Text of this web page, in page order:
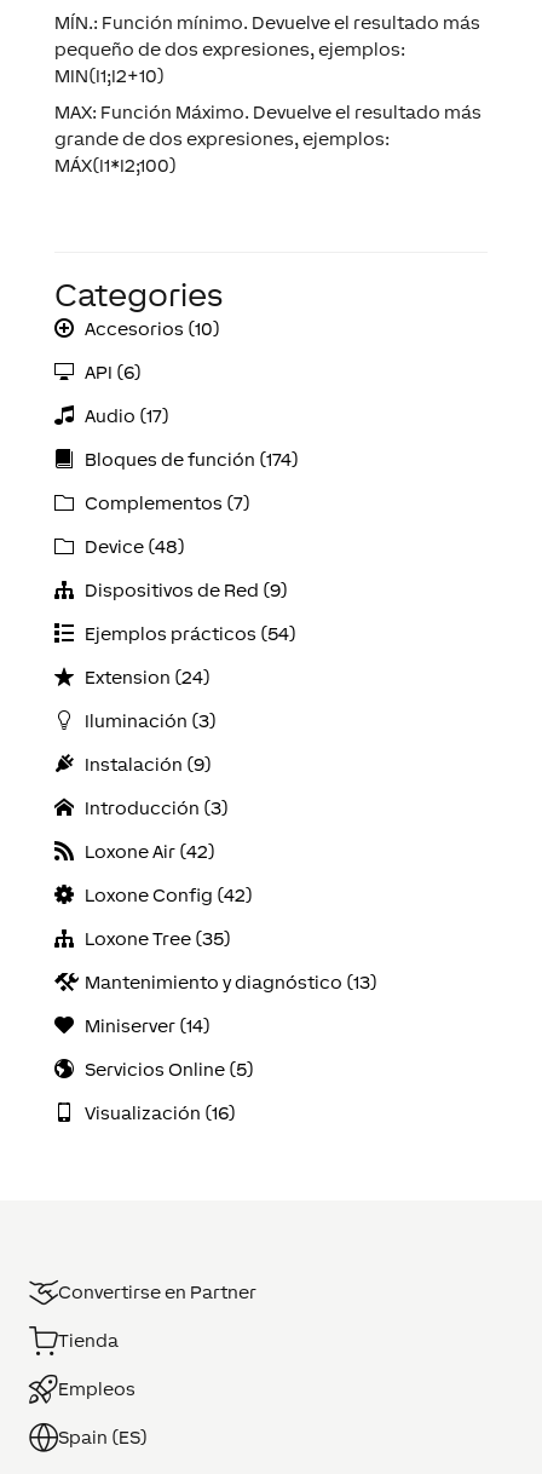
MÍN.: Función mínimo. Devuelve el resultado más
pequeño de dos expresiones, ejemplos:
MIN(I1;I2+10)
MAX: Función Máximo. Devuelve el resultado más
grande de dos expresiones, ejemplos:
MÁX(I1*I2;100)
Categories
Accesorios (10)
API (6)
Audio (17)
Bloques de función (174)
Complementos (7)
Device (48)
Dispositivos de Red (9)
Ejemplos prácticos (54)
Extension (24)
Iluminación (3)
Instalación (9)
Introducción (3)
Loxone Air (42)
Loxone Config (42)
Loxone Tree (35)
Mantenimiento y diagnóstico (13)
Miniserver (14)
Servicios Online (5)
Visualización (16)
Convertirse en Partner
Tienda
Empleos
Spain (ES)